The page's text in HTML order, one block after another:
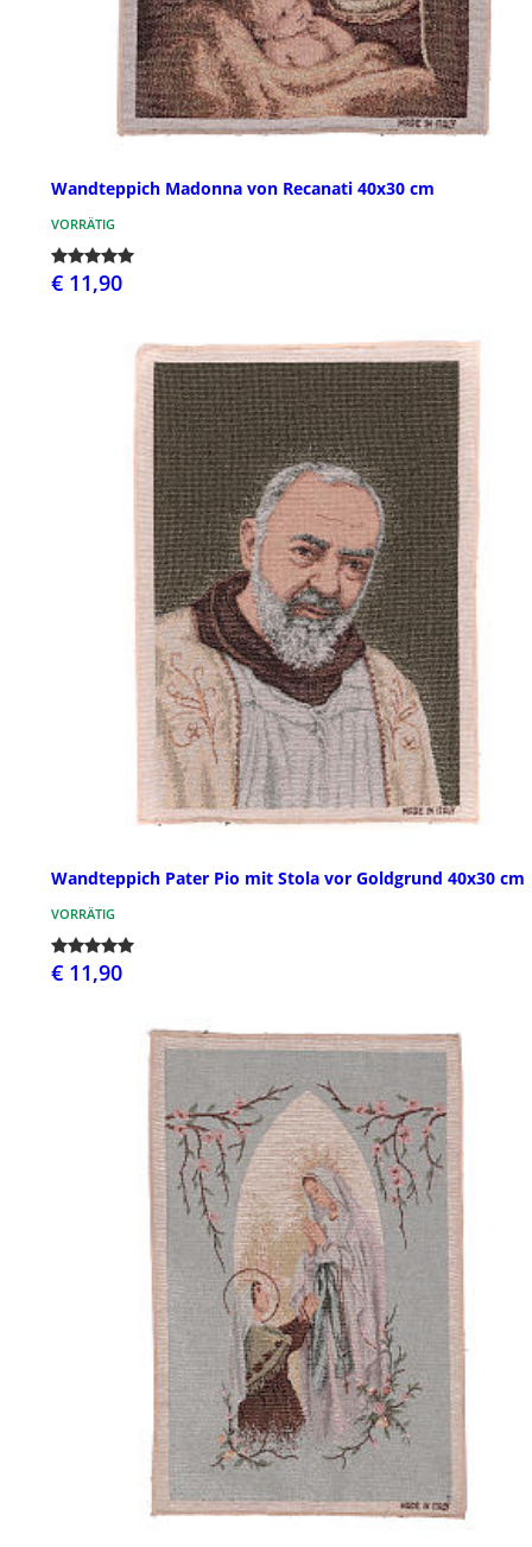
Wandteppich Madonna von Recanati 40x30 cm
VORRÄTIG
€ 11,90
Wandteppich Pater Pio mit Stola vor Goldgrund 40x30 cm
VORRÄTIG
€ 11,90